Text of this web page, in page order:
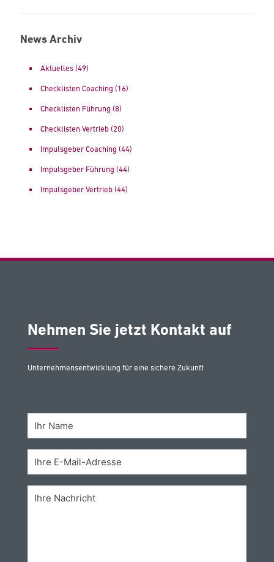
News Archiv
Aktuelles (49)
Checklisten Coaching (16)
Checklisten Führung (8)
Checklisten Vertrieb (20)
Impulsgeber Coaching (44)
Impulsgeber Führung (44)
Impulsgeber Vertrieb (44)
Nehmen Sie jetzt Kontakt auf
Unternehmensentwicklung für eine sichere Zukunft